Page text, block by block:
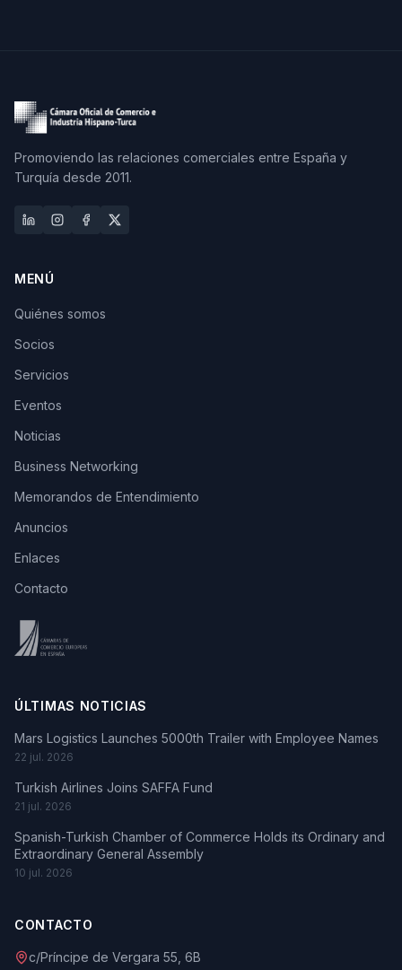
Promoviendo las relaciones comerciales entre España y
Turquía desde 2011.
MENÚ
Quiénes somos
Socios
Servicios
Eventos
Noticias
Business Networking
Memorandos de Entendimiento
Anuncios
Enlaces
Contacto
ÚLTIMAS NOTICIAS
Mars Logistics Launches 5000th Trailer with Employee Names
22 jul. 2026
Turkish Airlines Joins SAFFA Fund
21 jul. 2026
Spanish-Turkish Chamber of Commerce Holds its Ordinary and
Extraordinary General Assembly
10 jul. 2026
CONTACTO
c/Príncipe de Vergara 55, 6B